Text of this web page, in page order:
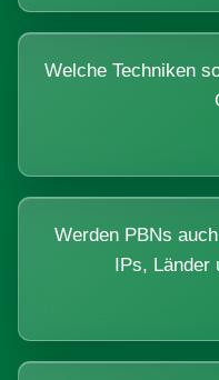
Welche Techniken
Werden PBNs
IPs, Länder